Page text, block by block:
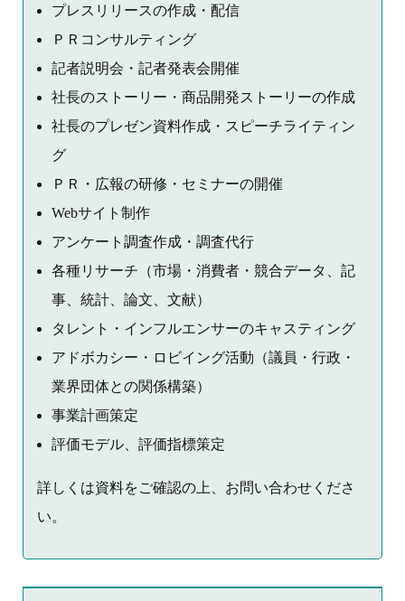
プレスリリースの作成・配信
ＰＲコンサルティング
記者説明会・記者発表会開催
社長のストーリー・商品開発ストーリーの作成
社長のプレゼン資料作成・スピーチライティン
グ
ＰＲ・広報の研修・セミナーの開催
Webサイト制作
アンケート調査作成・調査代行
各種リサーチ（市場・消費者・競合データ、記
事、統計、論文、文献）
タレント・インフルエンサーのキャスティング
アドボカシー・ロビイング活動（議員・行政・
業界団体との関係構築）
事業計画策定
評価モデル、評価指標策定
詳しくは資料をご確認の上、お問い合わせくださ
い。